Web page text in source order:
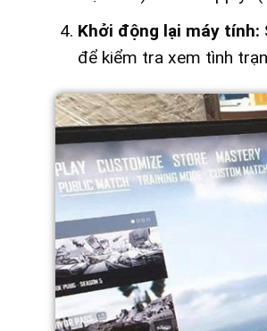
Khởi động lại máy tính:
để kiểm tra xem tình